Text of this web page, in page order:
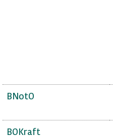
BNotO
BOKraft